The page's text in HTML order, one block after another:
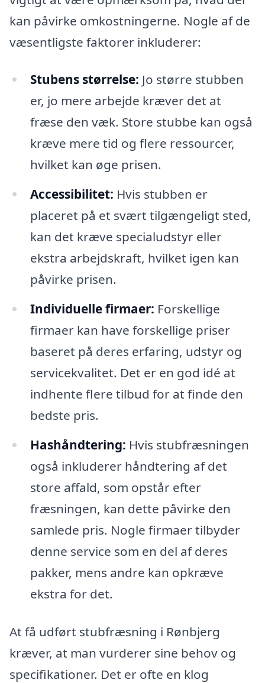
kan påvirke omkostningerne. Nogle af de
væsentligste faktorer inkluderer:
Stubens størrelse: Jo større stubben
er, jo mere arbejde kræver det at
fræse den væk. Store stubbe kan også
kræve mere tid og flere ressourcer,
hvilket kan øge prisen.
Accessibilitet: Hvis stubben er
placeret på et svært tilgængeligt sted,
kan det kræve specialudstyr eller
ekstra arbejdskraft, hvilket igen kan
påvirke prisen.
Individuelle firmaer: Forskellige
firmaer kan have forskellige priser
baseret på deres erfaring, udstyr og
servicekvalitet. Det er en god idé at
indhente flere tilbud for at finde den
bedste pris.
Hashåndtering: Hvis stubfræsningen
også inkluderer håndtering af det
store affald, som opstår efter
fræsningen, kan dette påvirke den
samlede pris. Nogle firmaer tilbyder
denne service som en del af deres
pakker, mens andre kan opkræve
ekstra for det.
At få udført stubfræsning i Rønbjerg
kræver, at man vurderer sine behov og
specifikationer. Det er ofte en klog